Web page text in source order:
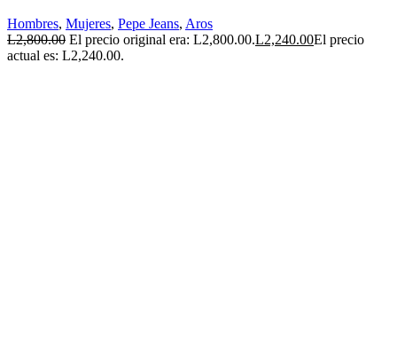
Hombres, Mujeres, Pepe Jeans, Aros
L2,800.00 El precio original era: L2,800.00.L2,240.00El precio
actual es: L2,240.00.